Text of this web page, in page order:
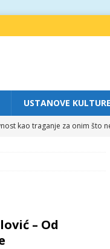
USTANOVE KULTURE
kao traganje za onim što
od igre” na sceni između
subotu, 8. avgust
– Od